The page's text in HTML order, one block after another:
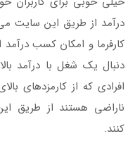
درآمد از طریق این سایت
کارفرما و امکان کسب درآمد
دنبال یک شغل با درآمد
افرادی که از کارمزدهای
ناراضی هستند از طریق
کنند.